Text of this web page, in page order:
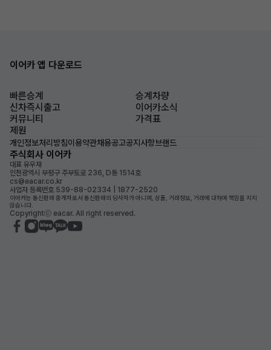
이어카 앱 다운로드
빠른승계
승계차량
신차즉시출고
이어카소식
커뮤니티
가격표
제원
개인정보처리방침이용약관채용공고공지사항브랜드
주식회사 이어카
대표 유우재
인천광역시 부평구 주부토로 236, D동 1514호
cs@eacar.co.kr
사업자 등록번호 539-88-02334 | 1877-2520
이어카는 통신판매 중개자로서 통신판매의 당사자가 아니며, 상품, 거래정보, 거래에 대하여 책임을 지지
않습니다.
Copyrightⓒ eacar. All right reserved.